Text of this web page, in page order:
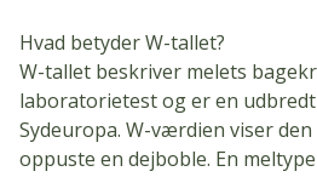
Hvad betyder W-tallet?
W-tallet beskriver melets
laboratorietest og er en
Sydeuropa. W-værdien viser
oppuste en dejboble. En